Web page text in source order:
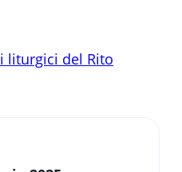
liturgici del Rito